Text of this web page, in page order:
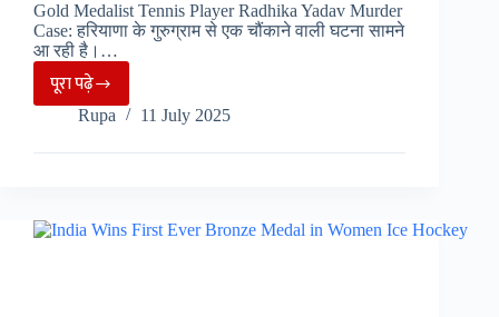
Gold Medalist Tennis Player Radhika Yadav Murder
Case: हरियाणा के गुरुग्राम से एक चौंकाने वाली घटना सामने
आ रही है।…
पूरा पढ़ेगुस्से
और
तानों
राधिका
Rupa 11 July 2025